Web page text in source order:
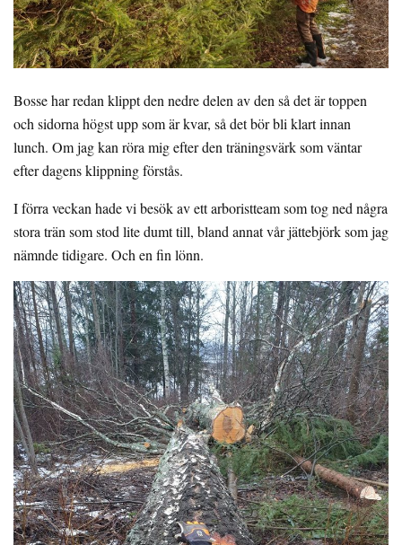
Bosse har redan klippt den nedre delen av den så det är toppen
och sidorna högst upp som är kvar, så det bör bli klart innan
lunch. Om jag kan röra mig efter den träningsvärk som väntar
efter dagens klippning förstås.
I förra veckan hade vi besök av ett arboristteam som tog ned några
stora trän som stod lite dumt till, bland annat vår jättebjörk som jag
nämnde tidigare. Och en fin lönn.